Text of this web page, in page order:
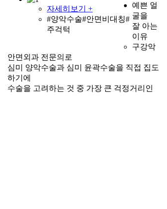
자세히보기 +
#양악수술#안면비대칭#
주걱턱
예쁜 얼
굴을
잘 아는
이유
구강악
안면외과 전문의로
심미 양악수술과 심미 윤곽수술을 직접 집도
하기에
수술을 고려하는 것 중 가장 큰 걱정거리인